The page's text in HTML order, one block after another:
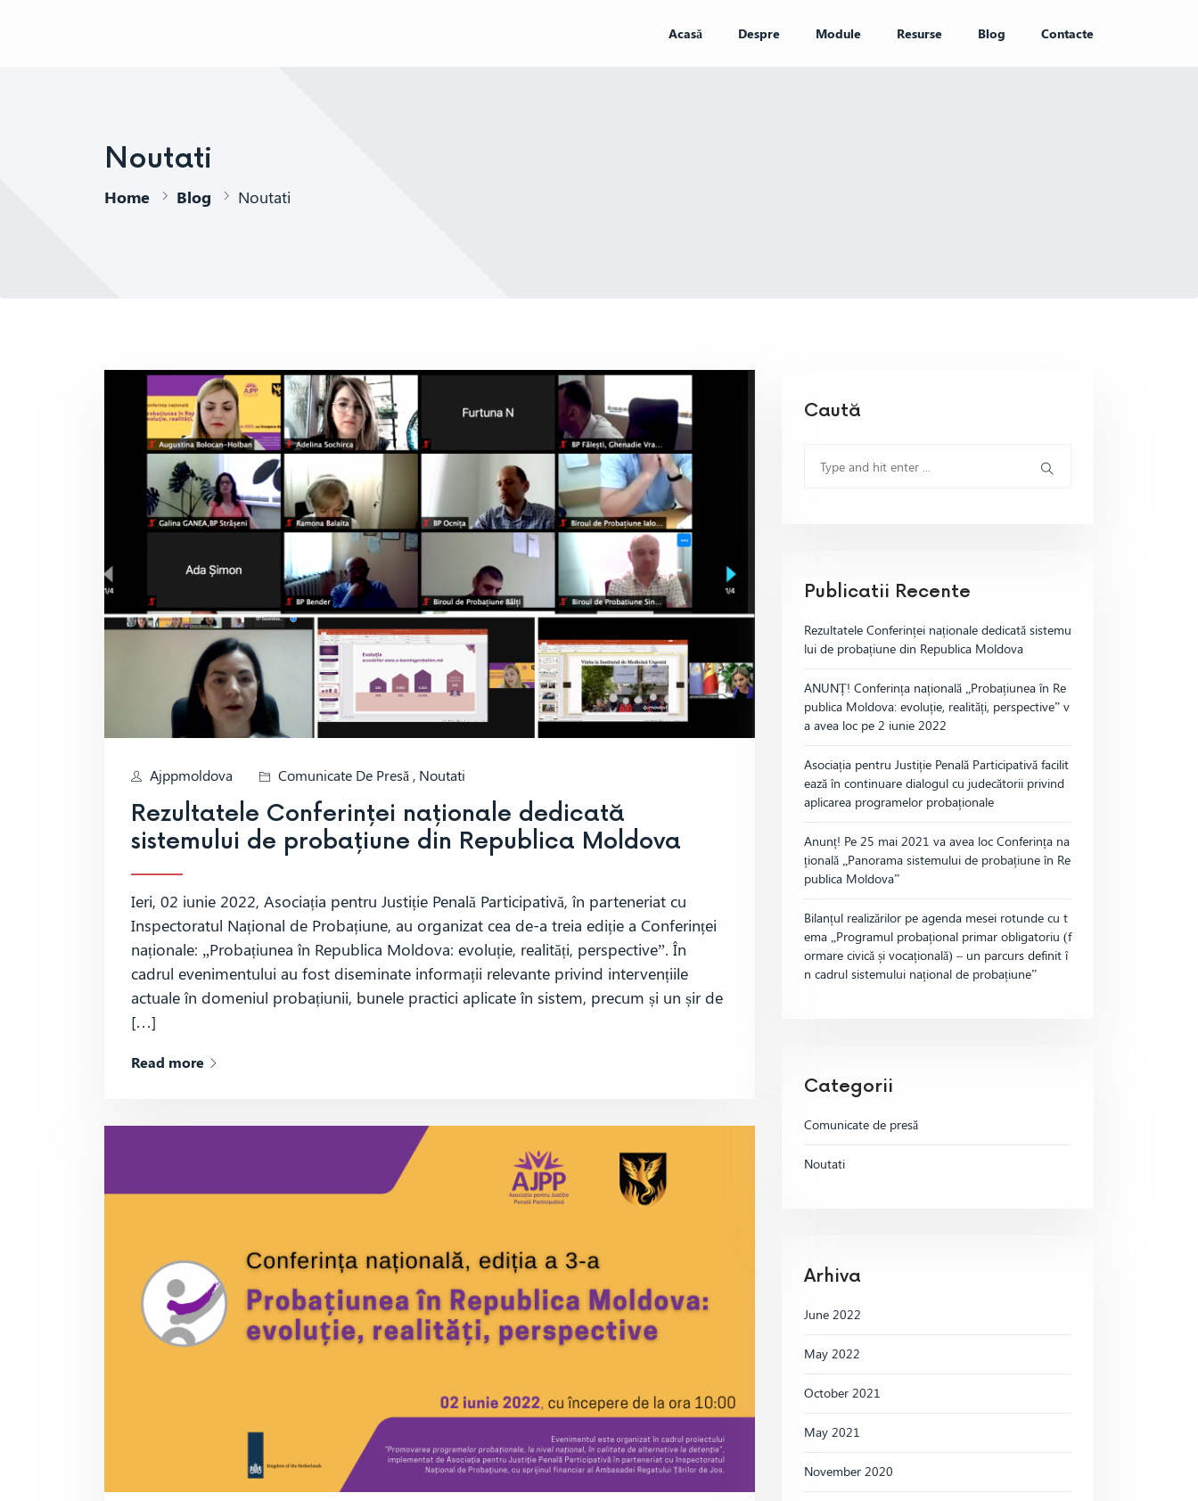
Acasă Despre Module Resurse Blog Contacte
Noutati
Home Blog Noutati
Ajppmoldova Comunicate De Presă , Noutati
Rezultatele Conferinței naționale dedicată
sistemului de probațiune din Republica Moldova
Ieri, 02 iunie 2022, Asociația pentru Justiție Penală Participativă, în parteneriat cu
Inspectoratul Național de Probațiune, au organizat cea de-a treia ediție a Conferinței
naționale: „Probațiunea în Republica Moldova: evoluție, realități, perspective”. În
cadrul evenimentului au fost diseminate informații relevante privind intervențiile
actuale în domeniul probațiunii, bunele practici aplicate în sistem, precum și un șir de
[…]
Read more
Caută
Publicatii Recente
Rezultatele Conferinței naționale dedicată sistemu
lui de probațiune din Republica Moldova
ANUNȚ! Conferința națională „Probațiunea în Re
publica Moldova: evoluție, realități, perspective” v
a avea loc pe 2 iunie 2022
Asociația pentru Justiție Penală Participativă facilit
ează în continuare dialogul cu judecătorii privind
aplicarea programelor probaționale
Anunț! Pe 25 mai 2021 va avea loc Conferința na
țională „Panorama sistemului de probațiune în Re
publica Moldova”
Bilanțul realizărilor pe agenda mesei rotunde cu t
ema „Programul probațional primar obligatoriu (f
ormare civică și vocațională) – un parcurs definit î
n cadrul sistemului național de probațiune”
Categorii
Comunicate de presă
Noutati
Arhiva
June 2022
May 2022
October 2021
May 2021
November 2020